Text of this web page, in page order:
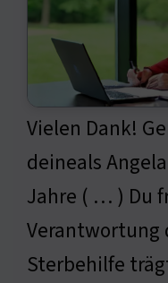
Vielen Dank!
deineals
Jahre ( … ) Du
Verantwortung
Sterbehilfe